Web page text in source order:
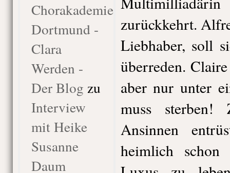
Chorakademie
Dortmund -
Clara
Werden -
Der Blog zu
Interview
mit Heike
Susanne
Daum
zurückkehrt.
Liebhaber, soll
überreden.
aber nur unter
muss
Ansinnen
heimlich